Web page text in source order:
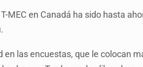
MEC en Canadá ha sido hasta
en las encuestas, que le colocan